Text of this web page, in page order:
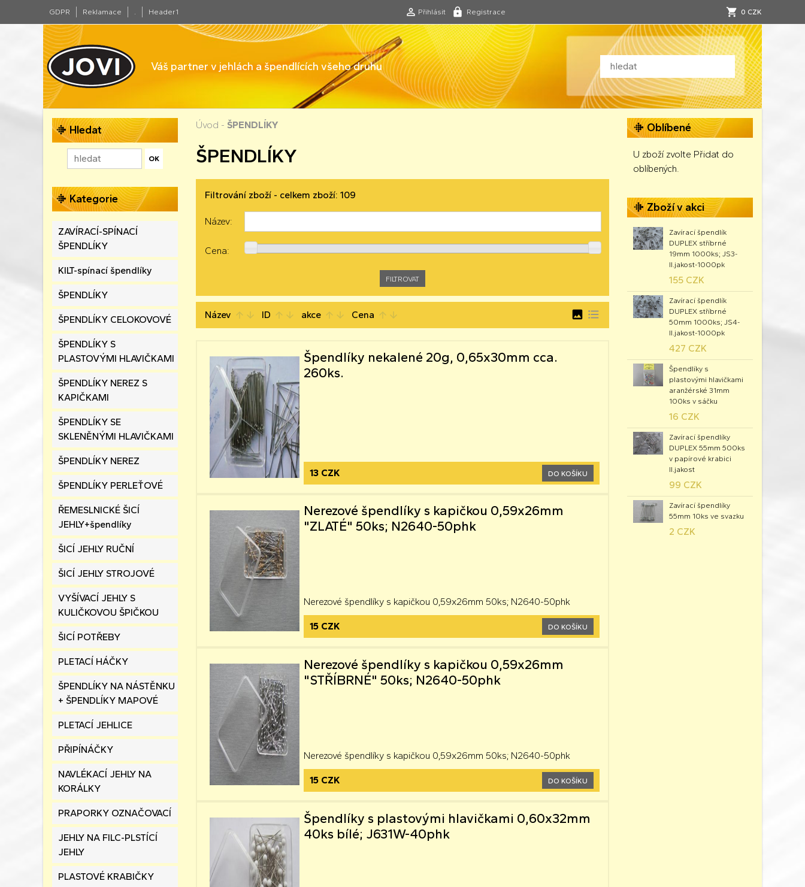
GDPR Reklamace . Header1 Přihlásit Registrace 0 CZK
Váš partner v jehlách a špendlících všeho druhu
Hledat
Kategorie
ZAVÍRACÍ-SPÍNACÍ
ŠPENDLÍKY
KILT-spínací špendlíky
ŠPENDLÍKY
ŠPENDLÍKY CELOKOVOVÉ
ŠPENDLÍKY S
PLASTOVÝMI HLAVIČKAMI
ŠPENDLÍKY NEREZ S
KAPIČKAMI
ŠPENDLÍKY SE
SKLENĚNÝMI HLAVIČKAMI
ŠPENDLÍKY NEREZ
ŠPENDLÍKY PERLEŤOVÉ
ŘEMESLNICKÉ ŠICÍ
JEHLY+špendlíky
ŠICÍ JEHLY RUČNÍ
ŠICÍ JEHLY STROJOVÉ
VYŠÍVACÍ JEHLY S
KULIČKOVOU ŠPIČKOU
ŠICÍ POTŘEBY
PLETACÍ HÁČKY
ŠPENDLÍKY NA NÁSTĚNKU
+ ŠPENDLÍKY MAPOVÉ
PLETACÍ JEHLICE
PŘIPÍNÁČKY
NAVLÉKACÍ JEHLY NA
KORÁLKY
PRAPORKY OZNAČOVACÍ
JEHLY NA FILC-PLSTÍCÍ
JEHLY
PLASTOVÉ KRABIČKY
Úvod - ŠPENDLÍKY
ŠPENDLÍKY
Filtrování zboží - celkem zboží: 109
Název:
Cena:
Název arrow_upward arrow_downward ID arrow_upward arrow_downward akce arrow_upward arrow_downward Cena arrow_upward arrow_downward image format_list_bulleted
Špendlíky nekalené 20g, 0,65x30mm cca.
260ks.
13 CZK DO KOŠÍKU
Nerezové špendlíky s kapičkou 0,59x26mm
"ZLATÉ" 50ks; N2640-50phk
Nerezové špendlíky s kapičkou 0,59x26mm 50ks; N2640-50phk
15 CZK DO KOŠÍKU
Nerezové špendlíky s kapičkou 0,59x26mm
"STŘÍBRNÉ" 50ks; N2640-50phk
Nerezové špendlíky s kapičkou 0,59x26mm 50ks; N2640-50phk
15 CZK DO KOŠÍKU
Špendlíky s plastovými hlavičkami 0,60x32mm
40ks bílé; J631W-40phk
Oblíbené
U zboží zvolte Přidat do
oblíbených.
Zboží v akci
Zavírací špendlík
DUPLEX stříbrné
19mm 1000ks; JS3-
II.jakost-1000pk
155 CZK
Zavírací špendlík
DUPLEX stříbrné
50mm 1000ks; JS4-
II.jakost-1000pk
427 CZK
Špendlíky s
plastovými hlavičkami
aranžérské 31mm
100ks v sáčku
16 CZK
Zavírací špendlíky
DUPLEX 55mm 500ks
v papírové krabici
II.jakost
99 CZK
Zavírací špendlíky
55mm 10ks ve svazku
2 CZK